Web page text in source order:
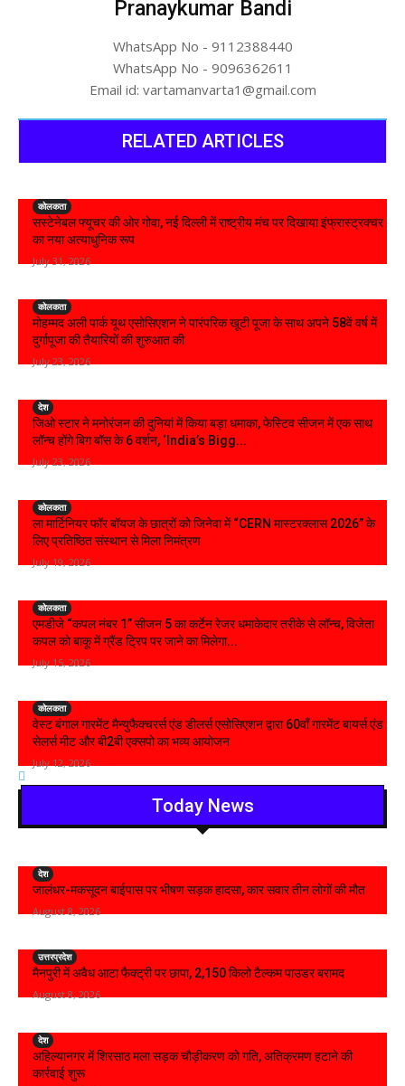
Pranaykumar Bandi
WhatsApp No - 9112388440
WhatsApp No - 9096362611
Email id: vartamanvarta1@gmail.com
RELATED ARTICLES
कोलकता
सस्टेनेबल फ्यूचर की ओर गोवा, नई दिल्ली में राष्ट्रीय मंच पर दिखाया इंफ्रास्ट्रक्चर
का नया अत्याधुनिक रूप
July 31, 2026
कोलकता
मोहम्मद अली पार्क यूथ एसोसिएशन ने पारंपरिक खूटी पूजा के साथ अपने 58वें वर्ष में
दुर्गापूजा की तैयारियों की शुरुआत की
July 23, 2026
देश
जिओ स्टार ने मनोरंजन की दुनियां में किया बड़ा धमाका, फेस्टिव सीजन में एक साथ
लॉन्च होंगे बिग बॉस के 6 वर्शन, ‘India’s Bigg...
July 23, 2026
कोलकता
ला मार्टिनियर फॉर बॉयज के छात्रों को जिनेवा में “CERN मास्टरक्लास 2026” के
लिए प्रतिष्ठित संस्थान से मिला निमंत्रण
July 19, 2026
कोलकता
एमडीजे “कपल नंबर 1” सीजन 5 का कर्टेन रेजर धमाकेदार तरीके से लॉन्च, विजेता
कपल को बाकू में ग्रैंड ट्रिप पर जाने का मिलेगा...
July 15, 2026
कोलकता
वेस्ट बंगाल गारमेंट मैन्युफैक्चरर्स एंड डीलर्स एसोसिएशन द्वारा 60वाँ गारमेंट बायर्स एंड
सेलर्स मीट और बी2बी एक्सपो का भव्य आयोजन
July 12, 2026
Today News
देश
जालंधर-मकसूदन बाईपास पर भीषण सड़क हादसा, कार सवार तीन लोगों की मौत
August 8, 2026
उत्तरप्रदेश
मैनपुरी में अवैध आटा फैक्ट्री पर छापा, 2,150 किलो टैल्कम पाउडर बरामद
August 8, 2026
देश
अहिल्यानगर में शिरसाठ मला सड़क चौड़ीकरण को गति, अतिक्रमण हटाने की
कार्रवाई शुरू